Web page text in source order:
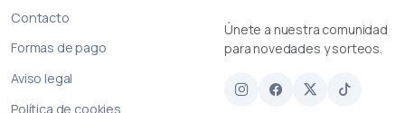
Contacto
Formas de pago
Aviso legal
Política de cookies
Únete a nuestra comunidad
para novedades y sorteos.